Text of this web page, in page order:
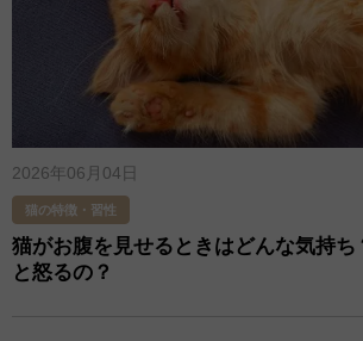
2026年06月04日
猫の特徴・習性
猫がお腹を見せるときはどんな気持ち
と怒るの？